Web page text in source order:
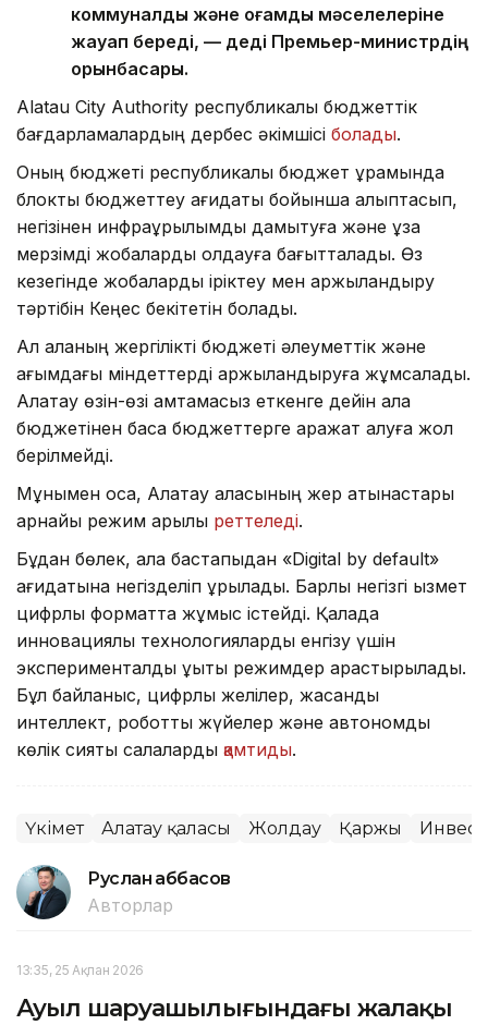
коммуналдық және қоғамдық мәселелеріне
жауап береді, — деді Премьер-министрдің
орынбасары.
Alatau City Authority республикалық бюджеттік
бағдарламалардың дербес әкімшісі болады.
Оның бюджеті республикалық бюджет құрамында
блоктық бюджеттеу қағидаты бойынша қалыптасып,
негізінен инфрақұрылымды дамытуға және ұзақ
мерзімді жобаларды қолдауға бағытталады. Өз
кезегінде жобаларды іріктеу мен қаржыландыру
тәртібін Кеңес бекітетін болады.
Ал қаланың жергілікті бюджеті әлеуметтік және
ағымдағы міндеттерді қаржыландыруға жұмсалады.
Алатау өзін-өзі қамтамасыз еткенге дейін қала
бюджетінен басқа бюджеттерге қаражат алуға жол
берілмейді.
Мұнымен қоса, Алатау қаласының жер қатынастары
арнайы режим арқылы реттеледі.
Бұдан бөлек, қала бастапқыдан «Digital by default»
қағидатына негізделіп құрылады. Барлық негізгі қызмет
цифрлық форматта жұмыс істейді. Қалада
инновациялық технологияларды енгізу үшін
эксперименталды құқықтық режимдер қарастырылады.
Бұл байланыс, цифрлық желілер, жасанды
интеллект, роботтық жүйелер және автономды
көлік сияқты салаларды қамтиды.
Үкімет Алатау қаласы Жолдау Қаржы
Руслан Ғаббасов
Авторлар
13:35, 25 Ақпан 2026
Ауыл шаруашылығындағы жалақы